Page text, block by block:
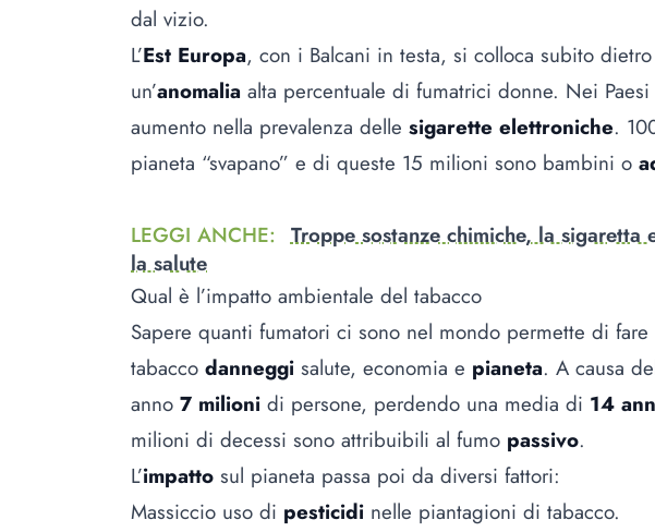
dal vizio.
L’Est Europa, con i Balcani in testa, si colloca subito dietro
un’anomalia alta percentuale di fumatrici donne. Nei
aumento nella prevalenza delle sigarette elettroniche.
pianeta “svapano” e di queste 15 milioni sono bambini o
LEGGI ANCHE: Troppe sostanze chimiche, la
la salute
Qual è l’impatto ambientale del tabacco
Sapere quanti fumatori ci sono nel mondo permette di
tabacco danneggi salute, economia e pianeta. A causa
anno 7 milioni di persone, perdendo una media di 14
milioni di decessi sono attribuibili al fumo passivo.
L’impatto sul pianeta passa poi da diversi fattori:
Massiccio uso di pesticidi nelle piantagioni di tabacco.